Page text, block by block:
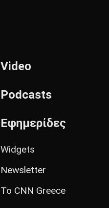
Video
Podcasts
Εφημερίδες
Widgets
Newsletter
Το CNN Greece